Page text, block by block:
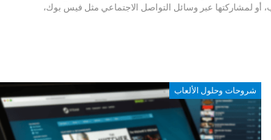
أو لمشاركتها عبر وسائل التواصل الاجتماعي مثل فيس بوك،
شروحات وحلول الألعاب